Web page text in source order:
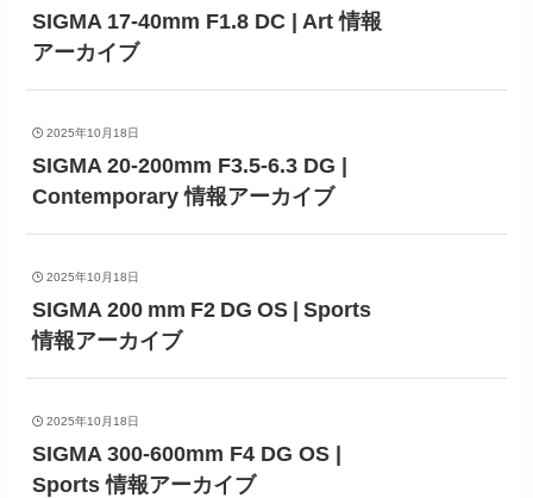
SIGMA 17-40mm F1.8 DC | Art 情報
アーカイブ
2025年10月18日
SIGMA 20-200mm F3.5-6.3 DG |
Contemporary 情報アーカイブ
2025年10月18日
SIGMA 200 mm F2 DG OS | Sports
情報アーカイブ
2025年10月18日
SIGMA 300-600mm F4 DG OS |
Sports 情報アーカイブ